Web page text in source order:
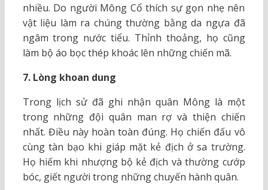
nhiều. Do người Mông Cổ thích sự gọn nhẹ nên
vật liệu làm ra chúng thường bằng da ngựa đã
ngâm trong nước tiểu. Thỉnh thoảng, họ cũng
làm bộ áo bọc thép khoác lên những chiến mã.
7. Lòng khoan dung
Trong lịch sử đã ghi nhận quân Mông là một
trong những đội quân man rợ và thiện chiến
nhất. Điều này hoàn toàn đúng. Họ chiến đấu vô
cùng tàn bạo khi giáp mặt kẻ địch ở sa trường.
Họ hiếm khi nhượng bộ kẻ địch và thường cướp
bóc, giết người trong những chuyến hành quân.